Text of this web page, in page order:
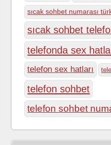
sıcak sohbet numarası
sıcak sohbet
telefonda sex
telefon sex hatları
telefon sohbet
telefon sohbet